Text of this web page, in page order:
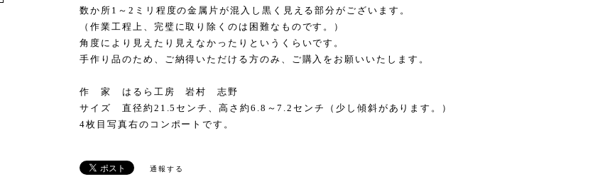
数か所1～2ミリ程度の金属片が混入し黒く見える部分がございます。
（作業工程上、完璧に取り除くのは困難なものです。）
角度により見えたり見えなかったりというくらいです。
手作り品のため、ご納得いただける方のみ、ご購入をお願いいたします。
作 家 はるら工房 岩村 志野
サイズ 直径約21.5センチ、高さ約6.8～7.2センチ（少し傾斜があります。）
4枚目写真右のコンポートです。
通報する